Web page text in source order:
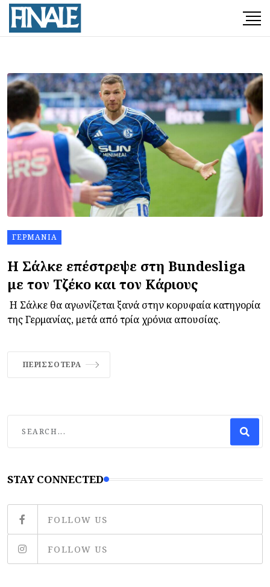
ΓΕΡΜΑΝΊΑ
Η Σάλκε επέστρεψε στη Bundesliga
με τον Τζέκο και τον Κάριους
Η Σάλκε θα αγωνίζεται ξανά στην κορυφαία κατηγορία
της Γερμανίας, μετά από τρία χρόνια απουσίας.
ΠΕΡΙΣΣΌΤΕΡΑ
STAY CONNECTED
FOLLOW US
FOLLOW US